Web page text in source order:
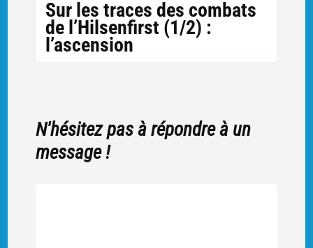
Sur les traces des combats
de l’Hilsenfirst (1/2) :
l’ascension
N'hésitez pas à répondre à un
message !